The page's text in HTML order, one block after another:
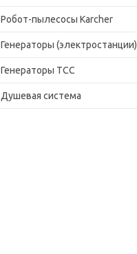
Робот-пылесосы Karcher
Генераторы (электростанции)
Генераторы ТСС
Душевая система